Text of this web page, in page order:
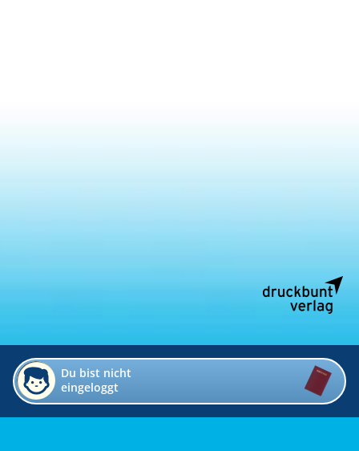
Du bist nicht
eingeloggt